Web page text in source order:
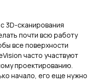
3D-сканирования
почти всю работу
все поверхности
часто участвуют
проектированию.
начало, его еще нужно